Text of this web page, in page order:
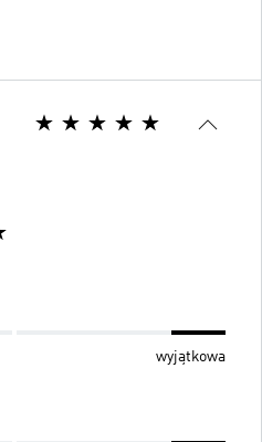
wyjątkowa